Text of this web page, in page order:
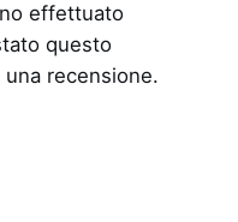
effettuato
questo
recensione.